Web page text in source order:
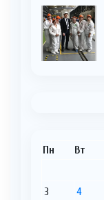
Пн Вт
3
4